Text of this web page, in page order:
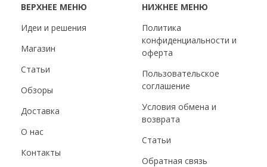
ВЕРХНЕЕ МЕНЮ
Идеи и решения
Магазин
Статьи
Обзоры
Доставка
О нас
Контакты
НИЖНЕЕ МЕНЮ
Политика
конфиденциальности и
оферта
Пользовательское
соглашение
Условия обмена и
возврата
Статьи
Обратная связь